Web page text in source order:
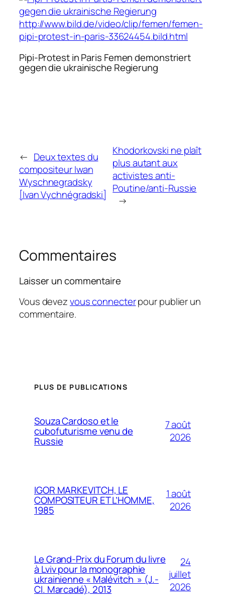
http://www.bild.de/video/clip/femen/femen-
pipi-protest-in-paris-33624454.bild.html
Pipi-Protest in Paris Femen demonstriert
gegen die ukrainische Regierung
← Deux textes du
compositeur Iwan
Wyschnegradsky
[Ivan Vychnégradski]
Khodorkovski ne plaît
plus autant aux
activistes anti-
Poutine/anti-Russie
→
Commentaires
Laisser un commentaire
Vous devezvous connecterpour publier un
commentaire.
PLUS DE PUBLICATIONS
Souza Cardoso et le
cubofuturisme venu de
Russie
7 août
2026
IGOR MARKEVITCH, LE
COMPOSITEUR ET L’HOMME,
1985
1 août
2026
Le Grand-Prix du Forum du livre
à Lviv pour la monographie
ukrainienne « Malévitch » (J.-
Cl. Marcadé), 2013
24
juillet
2026